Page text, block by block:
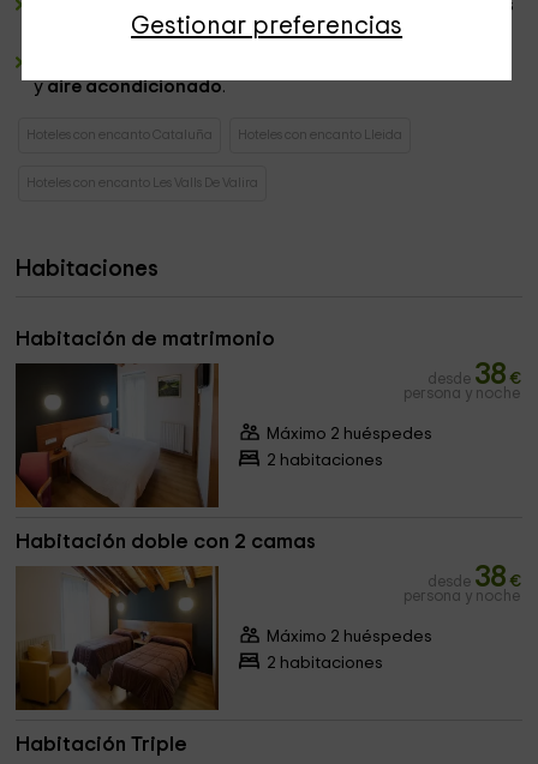
Gestionar preferencias
son bienvenidas, consulta nuestras tarifas
especiales para ellas
y aire acondicionado.
Hoteles con encanto Cataluña Hoteles con encanto Lleida
Hoteles con encanto Les Valls De Valira
Habitaciones
Habitación de matrimonio
desde 38 €
persona y noche
Máximo 2 huéspedes
2 habitaciones
Habitación doble con 2 camas
desde 38 €
persona y noche
Máximo 2 huéspedes
2 habitaciones
Habitación Triple